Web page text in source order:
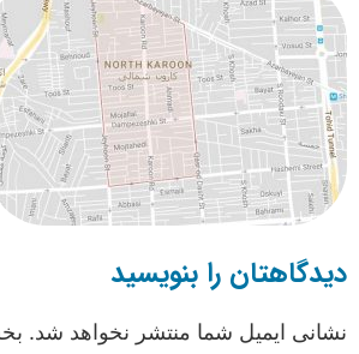
دیدگاهتان را بنویسید
نشانی ایمیل شما منتشر نخواهد شد.